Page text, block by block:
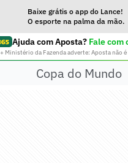
Baixe grátis o app do Lance!
O esporte na palma da mão.
Ajuda com Aposta? Fale com
Ministério da Fazenda adverte: Aposta não
Copa do Mundo